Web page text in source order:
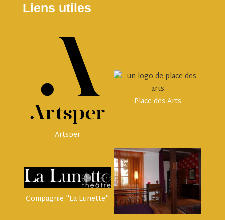
Liens utiles
Artsper
Place des Arts
Compagnie "La Lunette"